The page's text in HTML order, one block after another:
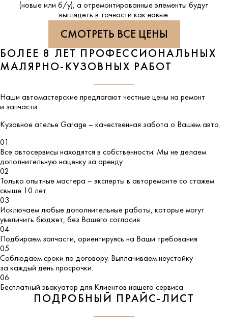
(новые или б/у), а отремонтированные элементы будут
выглядеть в точности как новые.
СМОТРЕТЬ ВСЕ ЦЕНЫ
БОЛЕЕ 8 ЛЕТ ПРОФЕССИОНАЛЬНЫХ
МАЛЯРНО-КУЗОВНЫХ РАБОТ
Наши автомастерские предлагают честные цены на ремонт
и запчасти.
Кузовное ателье Garage – качественная забота о Вашем авто.
01
Все автосервисы находятся в собственности. Мы не делаем
дополнительную наценку за аренду
02
Только опытные мастера – эксперты в авторемонте со стажем
свыше 10 лет
03
Исключаем любые дополнительные работы, которые могут
увеличить бюджет, без Вашего согласия
04
Подбираем запчасти, ориентируясь на Ваши требования
05
Соблюдаем сроки по договору. Выплачиваем неустойку
за каждый день просрочки.
06
Бесплатный эвакуатор для Клиентов нашего сервиса
ПОДРОБНЫЙ ПРАЙС-ЛИСТ